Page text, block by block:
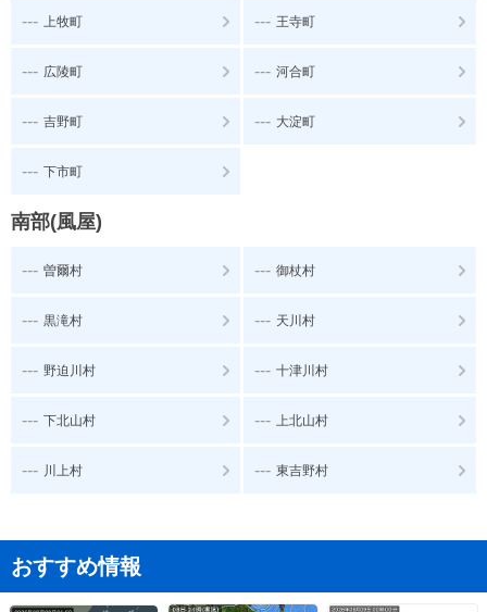
--- 上牧町 --- 王寺町
--- 広陵町 --- 河合町
--- 吉野町 --- 大淀町
--- 下市町
南部(風屋)
--- 曽爾村 --- 御杖村
--- 黒滝村 --- 天川村
--- 野迫川村 --- 十津川村
--- 下北山村 --- 上北山村
--- 川上村 --- 東吉野村
おすすめ情報